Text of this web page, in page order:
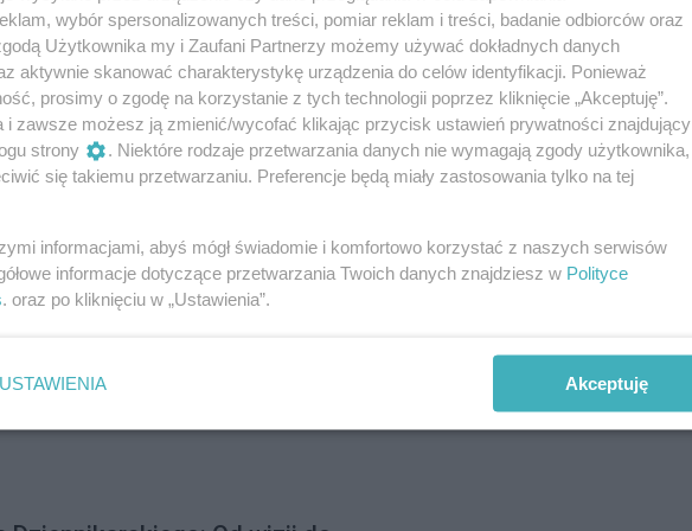
Brodzińskiego i
Wieniawskiego niewątpliwie należą do najbardziej
Urzędniczego. Choć, w przeciwieństwie do ul.
stanowi pewien dysonans. Z jednej strony
szeregowa w stylu dworkowym, z drugiej – ciąg
bliźniaczych, wybudowanych w kolejnej dekadzie.
słonecznym, którego gnomon
Dziś jest to jeden z najbardziej rozpoznawalnych
Oficerskim
wybór spersonalizowanych treści, pomiar reklam i treści, badanie odbiorców oraz
Użytkownika my i Zaufani Partnerzy możemy używać dokładnych danych
aktywnie skanować charakterystykę urządzenia do celów identyfikacji. Ponieważ
prosimy o zgodę na korzystanie z tych technologii poprzez kliknięcie „Akceptuję”.
i zawsze możesz ją zmienić/wycofać klikając przycisk ustawień prywatności znajdujący
strony
. Niektóre rodzaje przetwarzania danych nie wymagają zgody użytkownika,
się takiemu przetwarzaniu. Preferencje będą miały zastosowania tylko na tej
informacjami, abyś mógł świadomie i komfortowo korzystać z naszych serwisów
informacje dotyczące przetwarzania Twoich danych znajdziesz w Polityce
. oraz po kliknięciu w „Ustawienia”.
USTAWIENIA Akceptuję